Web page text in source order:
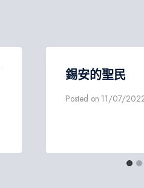
錫安的聖民
Posted on 11/07/